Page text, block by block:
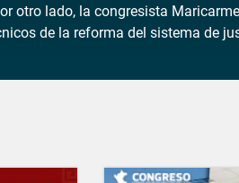
otro lado, la congresista
de la reforma del sistema de